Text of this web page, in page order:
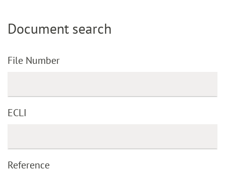
Document search
File Number
ECLI
Reference